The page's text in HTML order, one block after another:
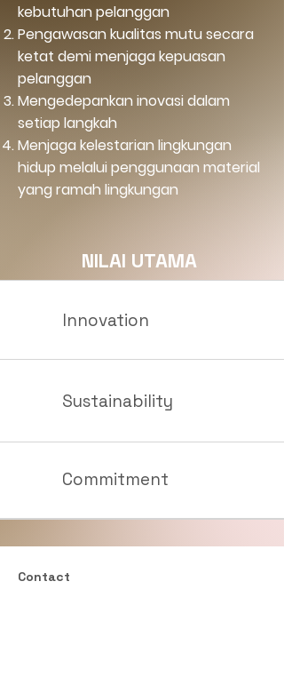
kebutuhan pelanggan
Pengawasan kualitas mutu secara
ketat demi menjaga kepuasan
pelanggan
Mengedepankan inovasi dalam
setiap langkah
Menjaga kelestarian lingkungan
hidup melalui penggunaan material
yang ramah lingkungan
NILAI UTAMA
Innovation
Sustainability
Commitment
Contact